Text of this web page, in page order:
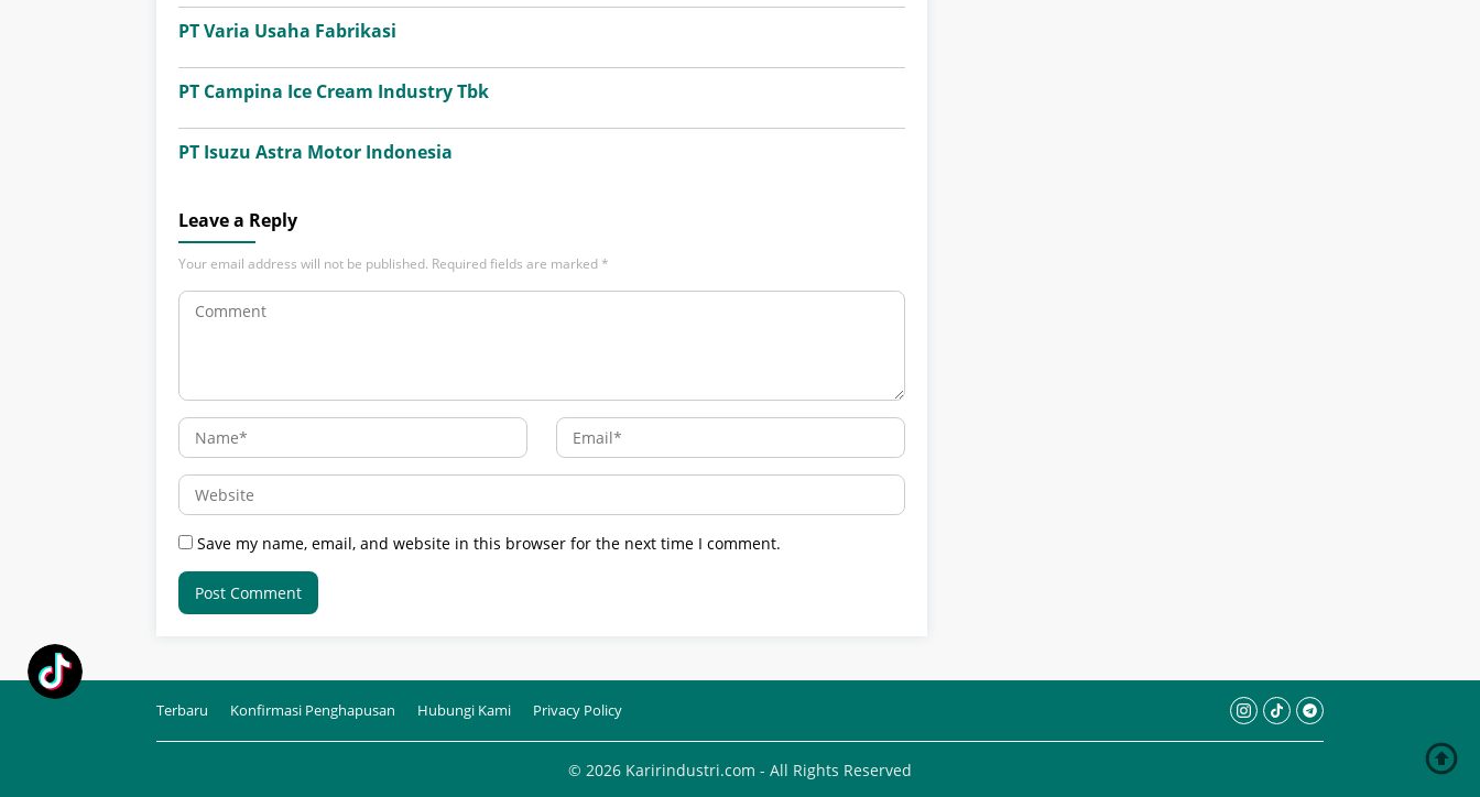
PT Varia Usaha Fabrikasi
PT Campina Ice Cream Industry Tbk
PT Isuzu Astra Motor Indonesia
Leave a Reply
Your email address will not be published. Required fields are marked *
Save my name, email, and website in this browser for the next time I comment.
Terbaru Konfirmasi Penghapusan Hubungi Kami Privacy Policy
© 2026 Karirindustri.com - All Rights Reserved